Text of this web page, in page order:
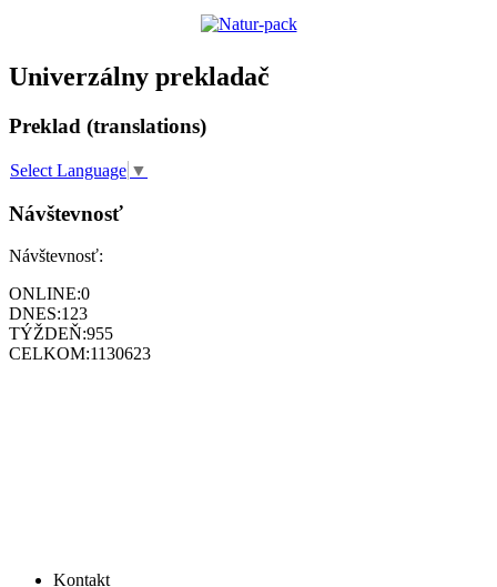
Univerzálny prekladač
Preklad (translations)
Select Language ▼
Návštevnosť
Návštevnosť:
ONLINE:0
DNES:123
TÝŽDEŇ:955
CELKOM:1130623
Kontakt